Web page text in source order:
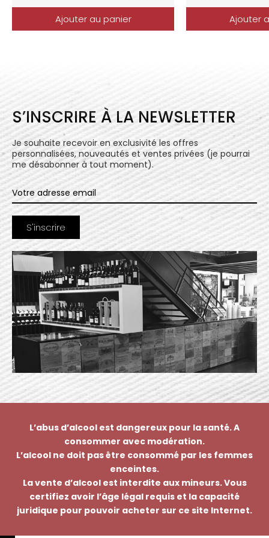
Ajouter au panier Ajouter
S’INSCRIRE À LA NEWSLETTER
Je souhaite recevoir en exclusivité les offres
personnalisées, nouveautés et ventes privées (je pourrai
me désabonner à tout moment).
L’abus d’alcool est dangereux pour la santé. A
consommer avec modération.
L’alcool ne doit pas être consommé par les femmes
enceintes.
La vente d’alcool est interdite aux mineurs. Vous
certifiez avoir l’âge légal requis et la capacité
juridique pour pouvoir acheter sur ce site Internet.